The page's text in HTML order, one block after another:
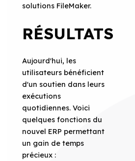
solutions FileMaker.
RÉSULTATS
Aujourd'hui, les
utilisateurs bénéficient
d'un soutien dans leurs
exécutions
quotidiennes. Voici
quelques fonctions du
nouvel ERP permettant
un gain de temps
précieux :